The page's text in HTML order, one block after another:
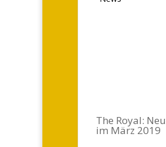
The Royal:
im März 2019